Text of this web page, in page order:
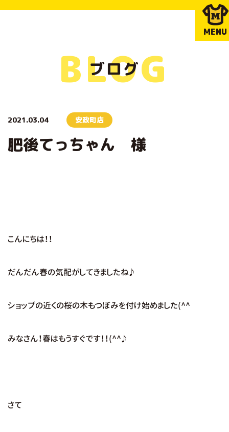
MENU
ブログ
BLOG
2021.03.04 安政町店
肥後てっちゃん 様
こんにちは！！
だんだん春の気配がしてきましたね♪
ショップの近くの桜の木もつぼみを付け始めました(^^
みなさん！春はもうすぐです！！(^^♪
さて